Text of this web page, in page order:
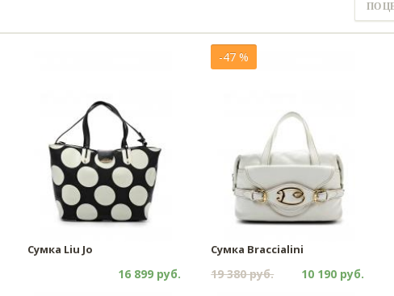
Сумка Liu Jo
16 899 руб.
-47 %
Сумка Braccialini
19 380 руб. 10 190 руб.